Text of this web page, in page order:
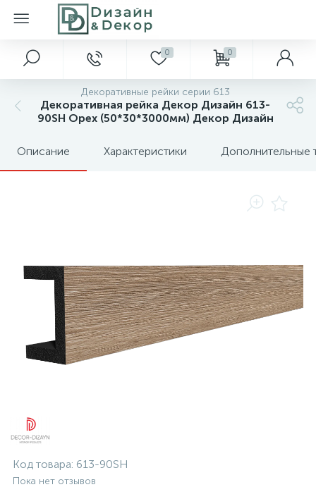
0 0
Декоративные рейки серии 613
Декоративная рейка Декор Дизайн 613-
90SH Орех (50*30*3000мм) Декор Дизайн
Описание Характеристики Дополнительные
Код товара: 613-90SH
Пока нет отзывов